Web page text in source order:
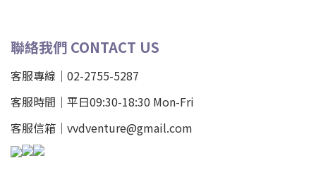
聯絡我們 CONTACT US
客服專線｜02-2755-5287
客服時間｜平日09:30-18:30 Mon-Fri
客服信箱｜vvdventure@gmail.com